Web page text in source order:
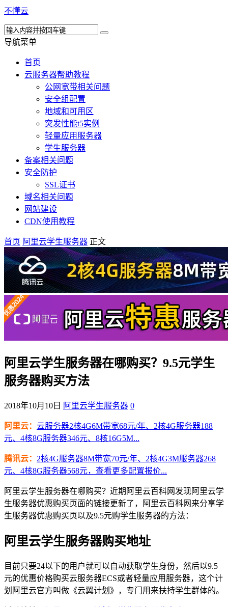
不懂云
导航菜单
首页
云服务器帮助教程
公网宽带相关问题
安全组配置
地域和可用区
突发性能t5实例
轻量应用服务器
学生服务器
备案相关问题
安全防护
SSL证书
域名相关问题
网站建设
CDN使用教程
首页 阿里云学生服务器 正文
阿里云学生服务器在哪购买？9.5元学生
服务器购买方法
2018年10月10日 阿里云学生服务器 0
阿里云： 云服务器2核4G6M带宽68元/年、2核4G服务器188
元、4核8G服务器346元、8核16G5M...
腾讯云： 2核4G服务器8M带宽70元/年、2核4G3M服务器268
元、4核8G服务器568元，查看更多配置报价...
阿里云学生服务器在哪购买？近期阿里云百科网发现阿里云学
生服务器优惠购买页面的链接更新了，阿里云百科网来分享学
生服务器优惠购买页以及9.5元购学生服务器的方法：
阿里云学生服务器购买地址
目前只要24以下的用户就可以自动获取学生身份，然后以9.5
元的优惠价格购买云服务器ECS或者轻量应用服务器，这个计
划阿里云官方叫做《云翼计划》，专门用来扶持学生群体的。